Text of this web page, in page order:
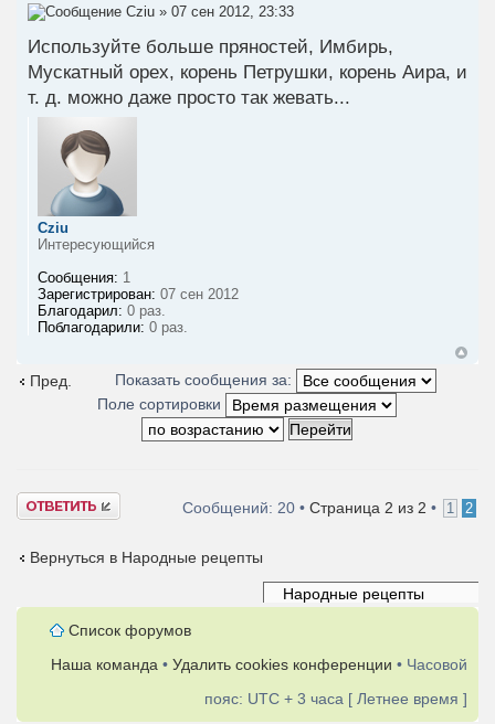
Cziu » 07 сен 2012, 23:33
Используйте больше пряностей, Имбирь,
Мускатный орех, корень Петрушки, корень Аира, и
т. д. можно даже просто так жевать...
Cziu
Интересующийся
Сообщения: 1
Зарегистрирован: 07 сен 2012
Благодарил: 0 раз.
Поблагодарили: 0 раз.
Пред.
Показать сообщения за:
Поле сортировки
Ответить Сообщений: 20 • Страница 2 из 2 • 1 2
Вернуться в Народные рецепты
Список форумов
Наша команда • Удалить cookies конференции • Часовой
пояс: UTC + 3 часа [ Летнее время ]